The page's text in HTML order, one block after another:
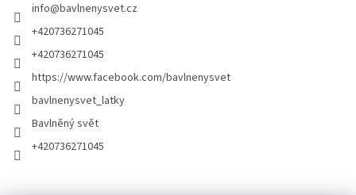
info@bavlnenysvet.cz
+420736271045
+420736271045
https://www.facebook.com/bavlnenysvet
bavlnenysvet_latky
Bavlněný svět
+420736271045